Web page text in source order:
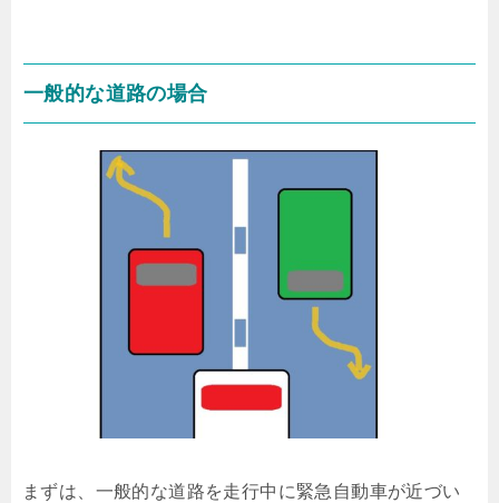
一般的な道路の場合
まずは、一般的な道路を走行中に緊急自動車が近づい